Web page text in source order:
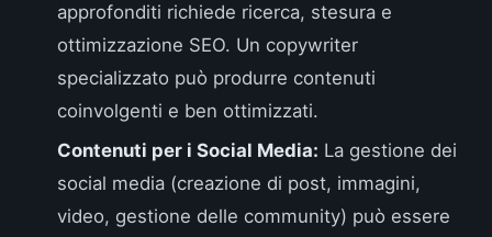
approfonditi richiede ricerca, stesura e
ottimizzazione SEO. Un copywriter
specializzato può produrre contenuti
coinvolgenti e ben ottimizzati.
Contenuti per i Social Media: La gestione dei
social media (creazione di post, immagini,
video, gestione delle community) può essere